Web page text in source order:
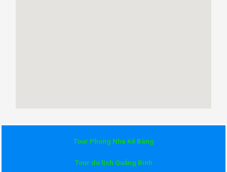
Tour Phong Nha Kẻ Bàng
Tour du lịch Quảng Bình